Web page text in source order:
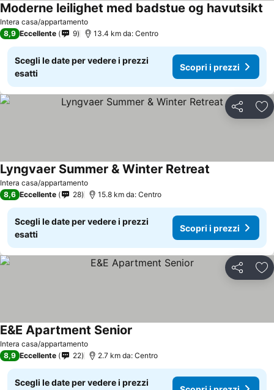
Intera casa/appartamento
Moderne leilighet med badstue og havutsikt
8,9 Eccellente 9 13.4 km da: Centro
Scegli le date per vedere i prezzi
esatti
Scopri i prezzi
Condividi
Intera casa/appartamento
Lyngvaer Summer & Winter Retreat
8,6 Eccellente 28 15.8 km da: Centro
Scegli le date per vedere i prezzi
esatti
Scopri i prezzi
Condividi
Intera casa/appartamento
E&E Apartment Senior
8,9 Eccellente 22 2.7 km da: Centro
Scegli le date per vedere i prezzi